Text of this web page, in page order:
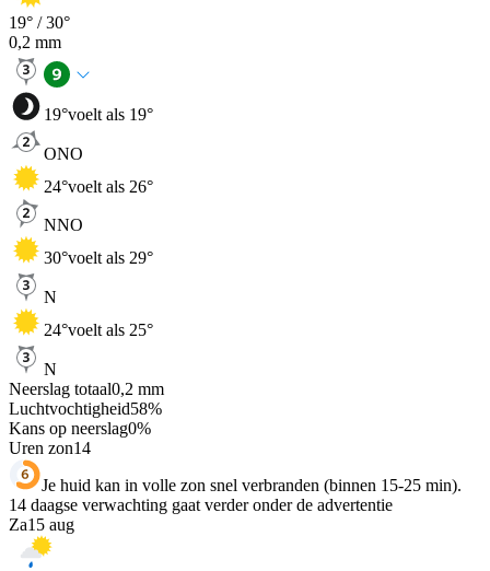
19° /30°
0,2 mm
19°voelt als 19°
ONO
24°voelt als 26°
NNO
30°voelt als 29°
N
24°voelt als 25°
N
Neerslag totaal0,2 mm
Luchtvochtigheid58%
Kans op neerslag0%
Uren zon14
Je huid kan in volle zon snel verbranden (binnen 15-25 min).
14 daagse verwachting gaat verder onder de advertentie
Za15 aug